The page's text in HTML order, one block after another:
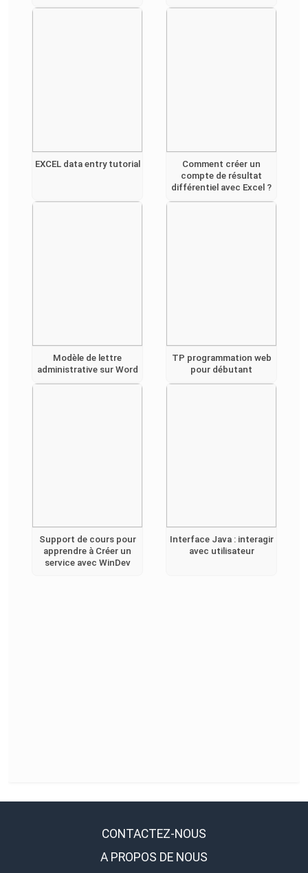
EXCEL data entry tutorial
Comment créer un
compte de résultat
différentiel avec Excel ?
Modèle de lettre
administrative sur Word
TP programmation web
pour débutant
Support de cours pour
apprendre à Créer un
service avec WinDev
Interface Java : interagir
avec utilisateur
CONTACTEZ-NOUS
A PROPOS DE NOUS